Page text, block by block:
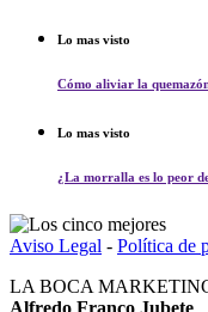
Lo mas visto
Cómo aliviar la
Lo mas visto
¿La morralla es lo peor
Aviso Legal - Política de
LA BOCA